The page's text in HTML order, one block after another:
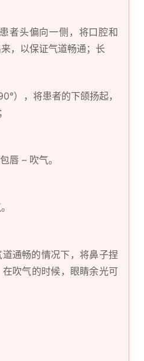
者头偏向一侧，将口腔和
，以保证气道畅通；长
），将患者的下颌扬起，
唇 – 吹气。
通畅的情况下，将鼻子捏
吹气的时候，眼睛余光可